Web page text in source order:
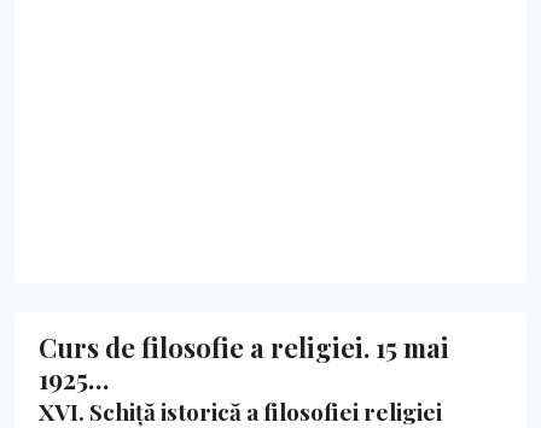
Curs de filosofie a religiei. 15 mai
1925…
XVI. Schiță istorică a filosofiei religiei